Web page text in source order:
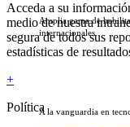
Amplia gama de
internacionales.
A la vanguardia en
Acceda a su
medio de nuestra
segura de todos sus
estadísticas de
+
Política